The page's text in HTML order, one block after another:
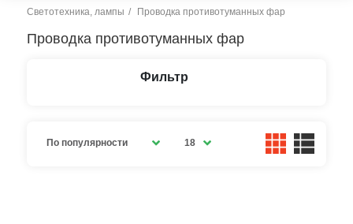
Светотехника, лампы Проводка противотуманных фар
Проводка противотуманных фар
Фильтр
По популярности 18